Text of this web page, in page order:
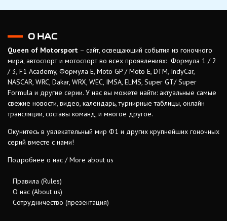
О НАС
Queen of Motorsport – сайт, освещающий события из гоночного
мира, автоспорт и мотоспорт во всех проявлениях: Формула 1 / 2
/ 3, F1 Academy, Формула Е, Moto GP / Moto E, DTM, IndyCar,
NASCAR, WRC, Dakar, WRX, WEC, IMSA, ELMS, Super GT/ Super
Formula и другие серии. У нас вы можете найти: актуальные самые
свежие новости, видео, календарь, турнирные таблицы, онлайн
трансляции, составы команд, и многое другое.
Окунитесь в увлекательный мир Ф1 и других крупнейших гоночных
серий вместе с нами!
Подробнее о нас / More about us
Правила (Rules)
О нас (About us)
Сотрудничество (презентация)